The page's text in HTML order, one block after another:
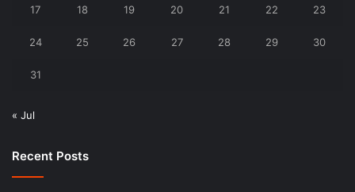
17 18 19 20 21 22 23
24 25 26 27 28 29 30
31
« Jul
Recent Posts